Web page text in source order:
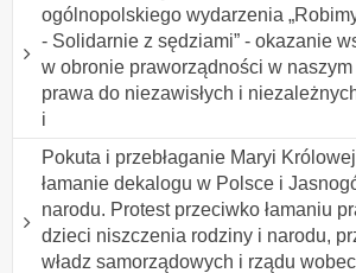
ogólnopolskiego wydarzenia
- Solidarnie z sędziami” - okazanie
w obronie praworządności w
prawa do niezawisłych i
i
Pokuta i przebłaganie Maryi
łamanie dekalogu w Polsce i
narodu. Protest przeciwko łamaniu
dzieci niszczenia rodziny i narodu,
władz samorządowych i rządu